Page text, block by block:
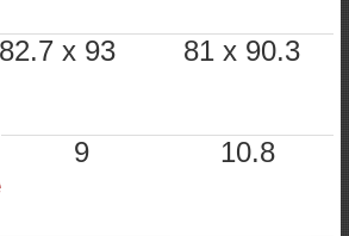
82.7 x 93 81 x 90.3
9 10.8